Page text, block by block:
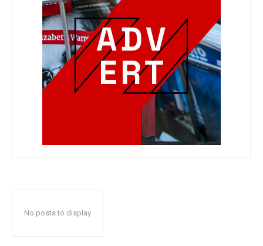
No posts to display